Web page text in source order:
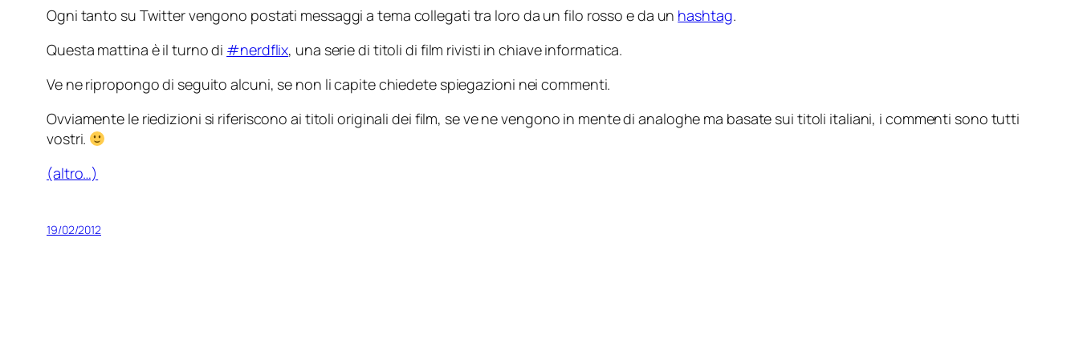
Ogni tanto su Twitter vengono postati messaggi a tema collegati tra loro da un filo rosso e da un hashtag.
Questa mattina è il turno di #nerdflix, una serie di titoli di film rivisti in chiave informatica.
Ve ne ripropongo di seguito alcuni, se non li capite chiedete spiegazioni nei commenti.
Ovviamente le riedizioni si riferiscono ai titoli originali dei film, se ve ne vengono in mente di analoghe ma basate sui titoli italiani, i commenti sono tutti
vostri.
(altro…)
19/02/2012